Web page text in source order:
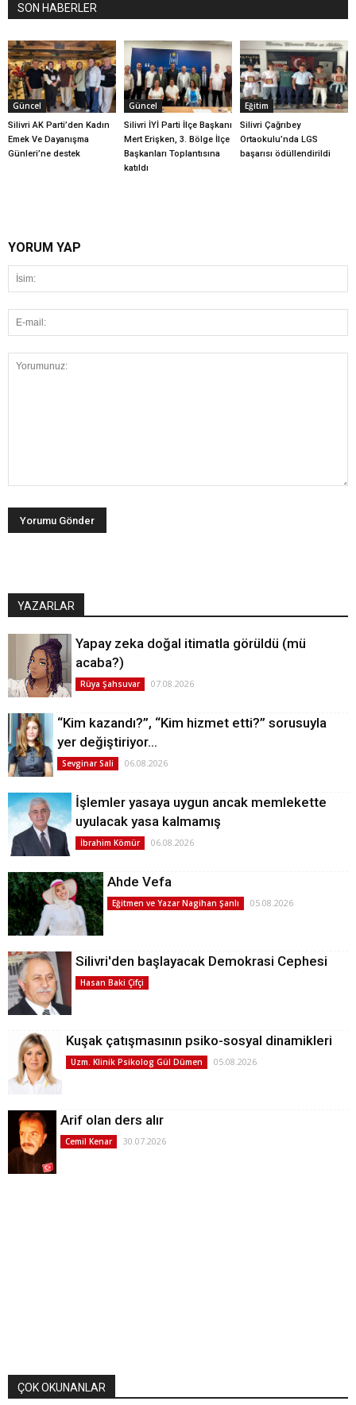
SON HABERLER
Güncel
Silivri AK Parti’den Kadın
Emek Ve Dayanışma
Günleri’ne destek
Güncel
Silivri İYİ Parti İlçe Başkanı
Mert Erişken, 3. Bölge İlçe
Başkanları Toplantısına
katıldı
Eğitim
Silivri Çağrıbey
Ortaokulu’nda LGS
başarısı ödüllendirildi
YORUM YAP
YAZARLAR
Yapay zeka doğal itimatla görüldü (mü
acaba?)
Rüya Şahsuvar 07.08.2026
“Kim kazandı?”, “Kim hizmet etti?” sorusuyla
yer değiştiriyor…
Sevginar Sali 06.08.2026
İşlemler yasaya uygun ancak memlekette
uyulacak yasa kalmamış
İbrahim Kömür 06.08.2026
Ahde Vefa
Eğitmen ve Yazar Nagihan Şanlı 05.08.2026
Silivri'den başlayacak Demokrasi Cephesi
Hasan Baki Çifçi
Kuşak çatışmasının psiko-sosyal dinamikleri
Uzm. Klinik Psikolog Gül Dümen 05.08.2026
Arif olan ders alır
Cemil Kenar 30.07.2026
ÇOK OKUNANLAR